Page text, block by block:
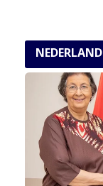
NEDERLAND